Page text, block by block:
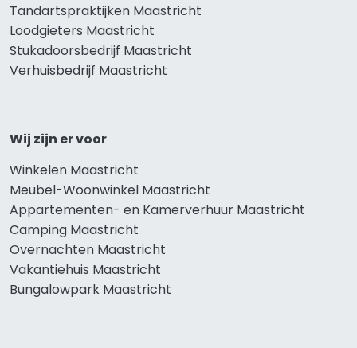
Tandartspraktijken Maastricht
Loodgieters Maastricht
Stukadoorsbedrijf Maastricht
Verhuisbedrijf Maastricht
Wij zijn er voor
Winkelen Maastricht
Meubel-Woonwinkel Maastricht
Appartementen- en Kamerverhuur Maastricht
Camping Maastricht
Overnachten Maastricht
Vakantiehuis Maastricht
Bungalowpark Maastricht